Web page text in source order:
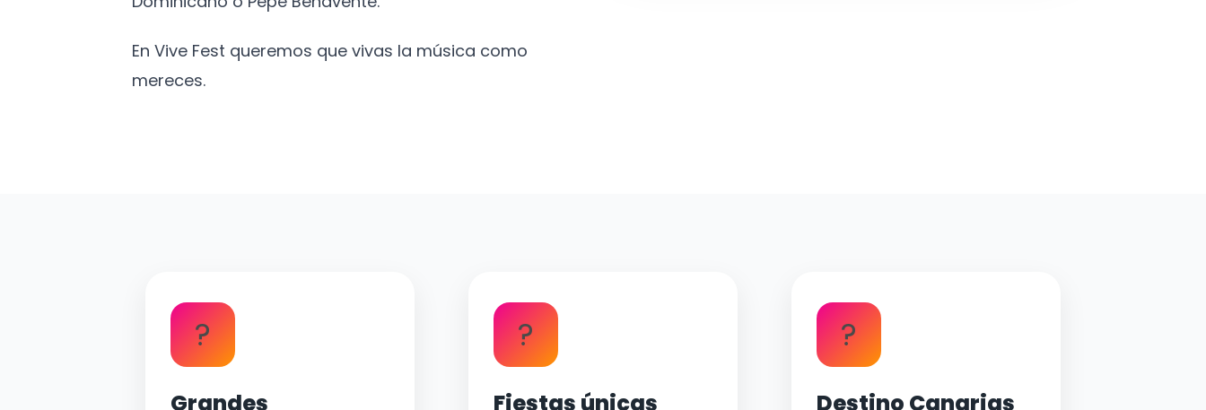
En Vive Fest queremos que vivas la música como
mereces.
?
Grandes
?
Fiestas únicas
?
Destino Canarias